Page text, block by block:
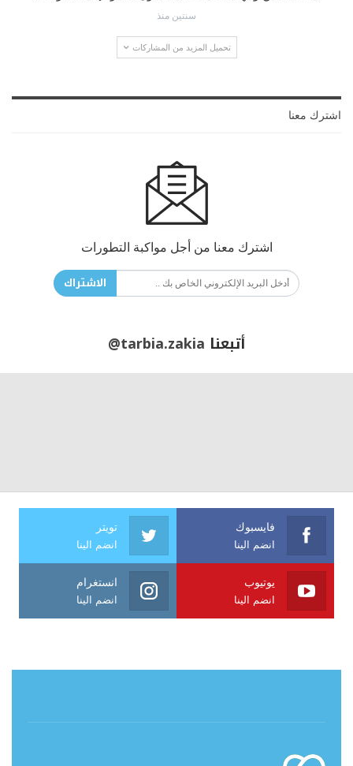
سنتين منذ
تحميل المزيد من المشاركات
اشترك معنا
اشترك معنا من أجل مواكبة التطورات
الاشتراك
أتبعنا @tarbia.zakia
فايسبوك
انضم الينا
تويتر
انضم الينا
يوتيوب
انضم الينا
انستغرام
انضم الينا